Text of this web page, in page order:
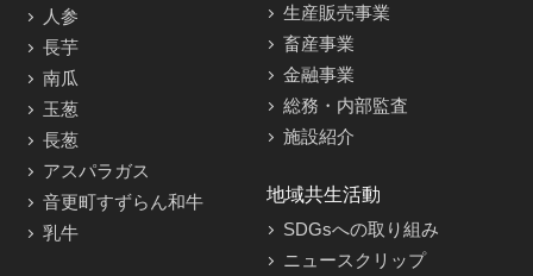
人参
長芋
南瓜
玉葱
長葱
アスパラガス
音更町すずらん和牛
乳牛
生産販売事業
畜産事業
金融事業
総務・内部監査
施設紹介
地域共生活動
SDGsへの取り組み
ニュースクリップ